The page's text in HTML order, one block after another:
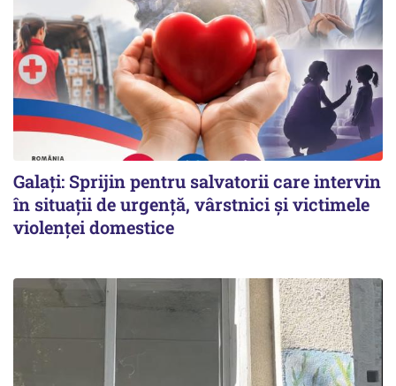
Galați: Sprijin pentru salvatorii care intervin
în situații de urgență, vârstnici și victimele
violenței domestice